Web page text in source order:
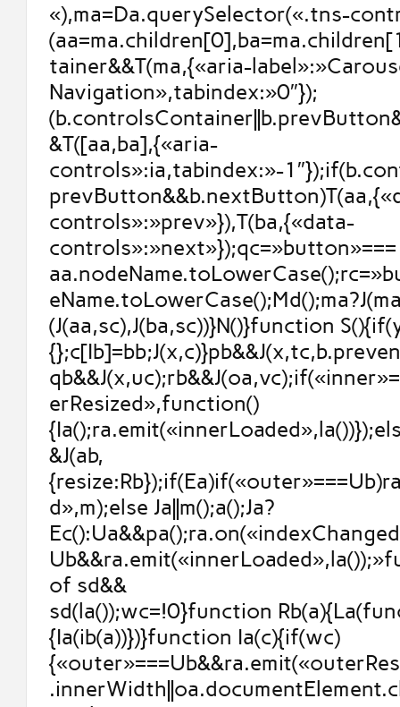
«),ma=Da.querySelector(«.tns-
tainer&&T(ma,{«aria-
Navigation»,tabindex:»0″});
&T([aa,ba],{«aria-
controls»:ia,tabindex:»-
controls»:»prev»}),T(ba,{«data-
controls»:»next»});qc=»button»===
(J(aa,sc),J(ba,sc))}N()}function
erResized»,function()
&J(ab,
d»,m);else Ja||m();a();Ja?
of sd&&
sd(la());wc=!0}function
{Ia(ib(a))})}function Ia(c){if(wc)